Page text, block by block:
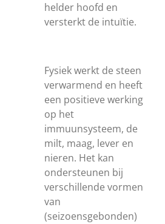
helder hoofd en
versterkt de intuïtie.
Fysiek werkt de steen
verwarmend en heeft
een positieve werking
op het
immuunsysteem, de
milt, maag, lever en
nieren. Het kan
ondersteunen bij
verschillende vormen
van
(seizoensgebonden)